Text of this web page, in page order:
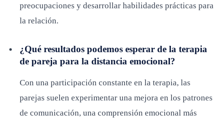
preocupaciones y desarrollar habilidades prácticas para
la relación.
¿Qué resultados podemos esperar de la terapia
de pareja para la distancia emocional?
Con una participación constante en la terapia, las
parejas suelen experimentar una mejora en los patrones
de comunicación, una comprensión emocional más